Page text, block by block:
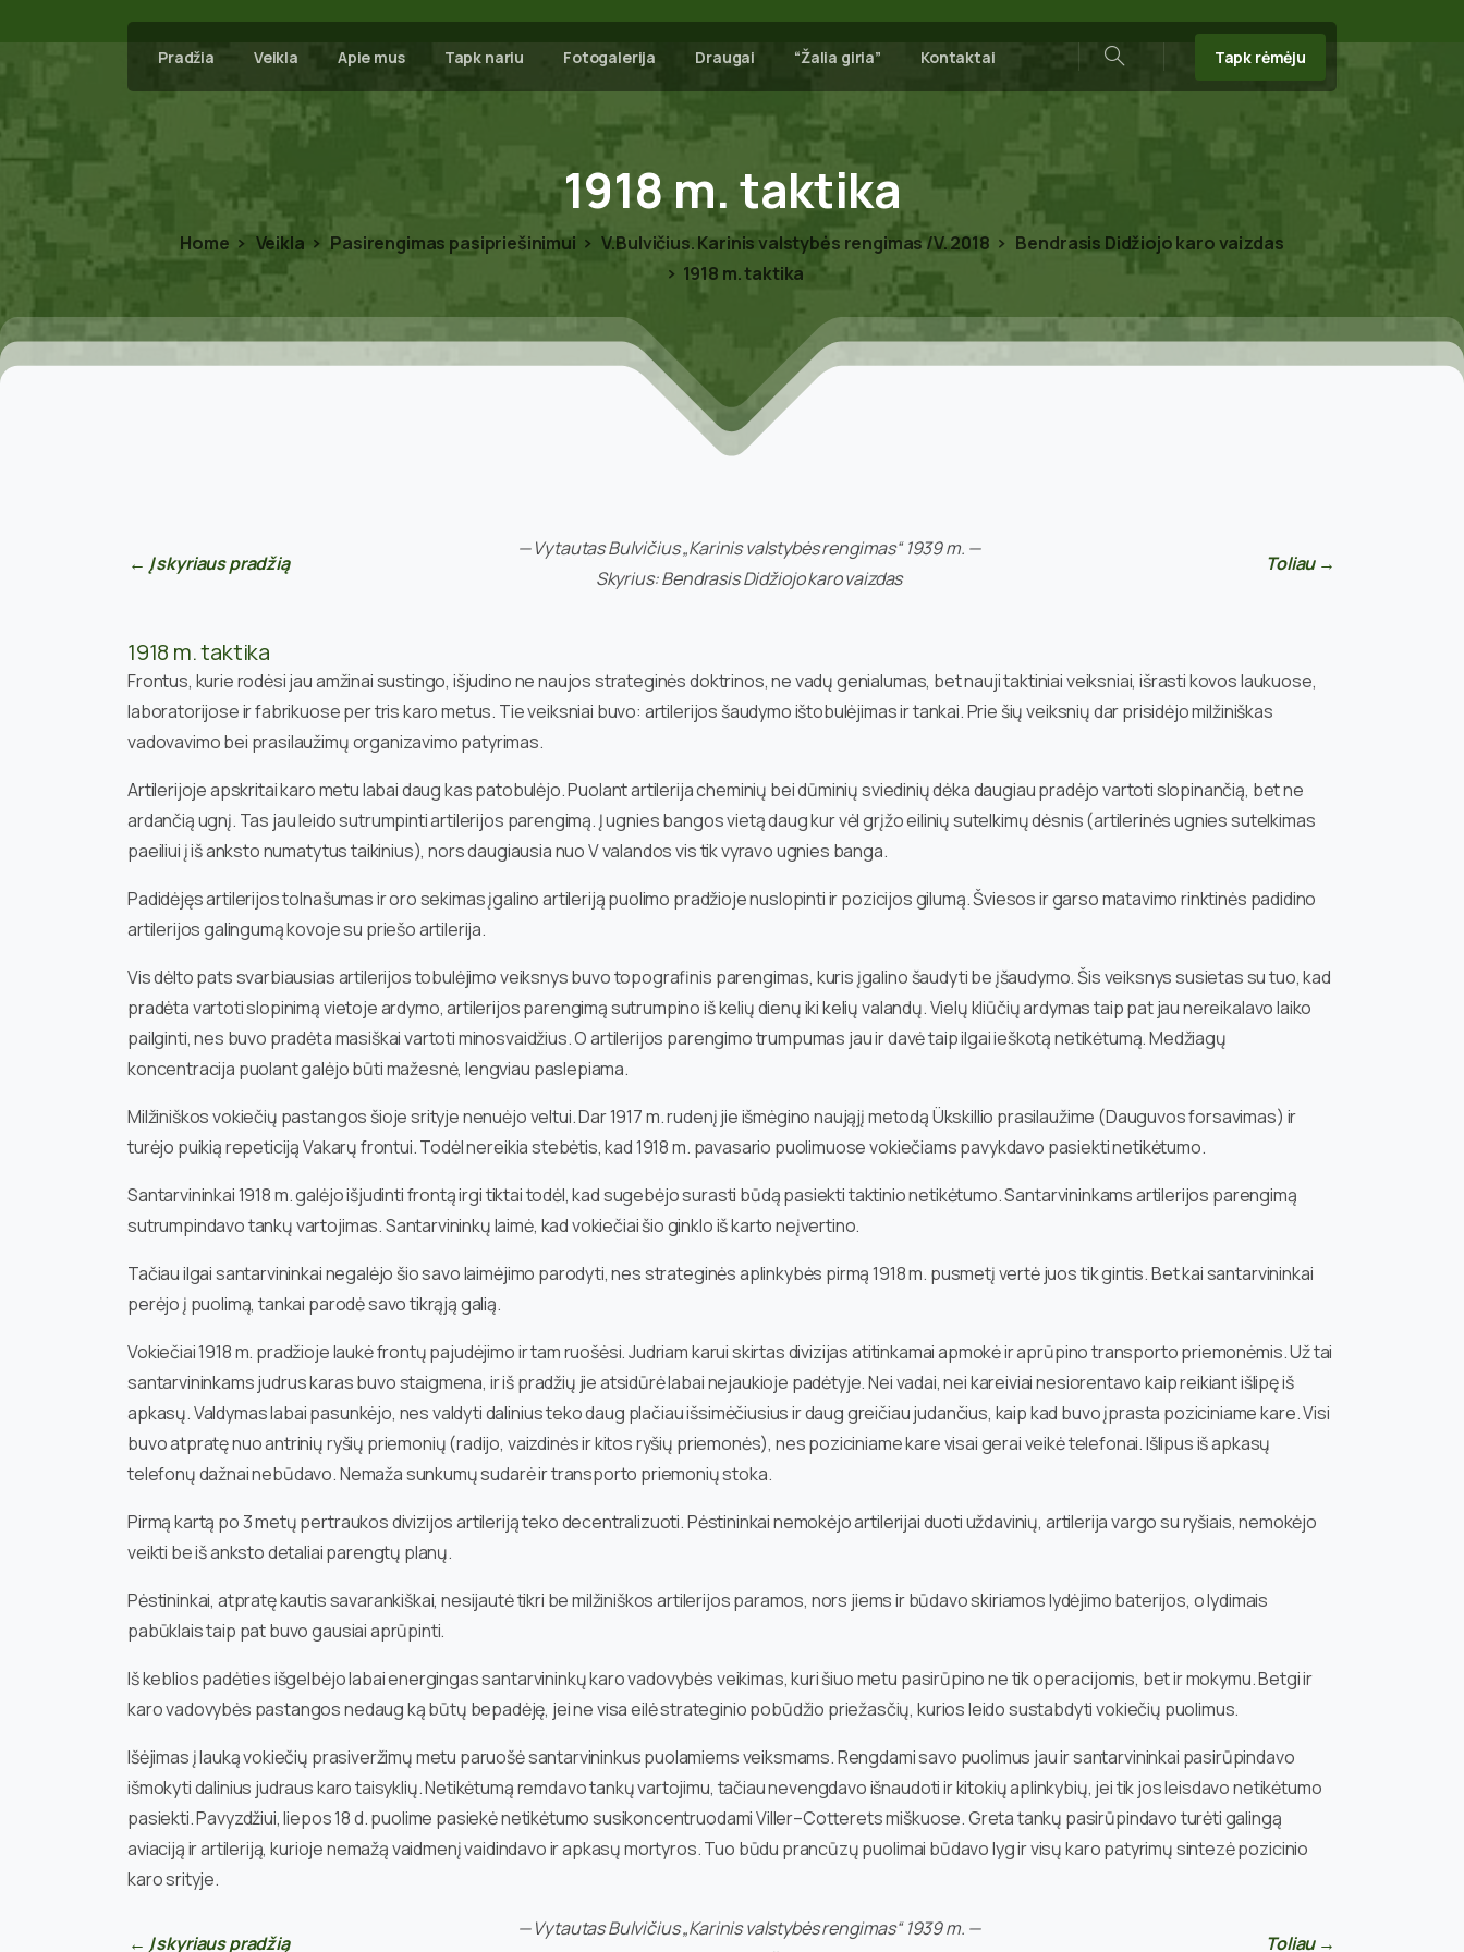
Pradžia Veikla Apie mus Tapk nariu Fotogalerija Draugai “Žalia giria” Kontaktai
Search
Tapk rėmėju
1918m. taktika
Home Veikla Pasirengimas pasipriešinimui V.Bulvičius. Karinis valstybės rengimas /V. 2018
Bendrasis Didžiojo karo vaizdas
1918 m. taktika
← Į skyriaus pradžią
— Vytautas Bulvičius „Karinis valstybės rengimas“ 1939 m. —
Skyrius: Bendrasis Didžiojo karo vaizdas
Toliau →
1918 m. taktika
Frontus, kurie rodėsi jau amžinai sustingo, išjudino ne naujos strateginės doktrinos, ne vadų genialumas, bet nauji taktiniai veiksniai, išrasti kovos laukuose,
laboratorijose ir fabrikuose per tris karo metus. Tie veiksniai buvo: artilerijos šaudymo ištobulėjimas ir tankai. Prie šių veiksnių dar prisidėjo milžiniškas
vadovavimo bei prasilaužimų organizavimo patyrimas.
Artilerijoje apskritai karo metu labai daug kas patobulėjo. Puolant artilerija cheminių bei dūminių sviedinių dėka daugiau pradėjo vartoti slopinančią, bet ne
ardančią ugnį. Tas jau leido sutrumpinti artilerijos parengimą. Į ugnies bangos vietą daug kur vėl grįžo eilinių sutelkimų dėsnis (artilerinės ugnies sutelkimas
paeiliui į iš anksto numatytus taikinius), nors daugiausia nuo V valandos vis tik vyravo ugnies banga.
Padidėjęs artilerijos tolnašumas ir oro sekimas įgalino artileriją puolimo pradžioje nuslopinti ir pozicijos gilumą. Šviesos ir garso matavimo rinktinės padidino
artilerijos galingumą kovoje su priešo artilerija.
Vis dėlto pats svarbiausias artilerijos tobulėjimo veiksnys buvo topografinis parengimas, kuris įgalino šaudyti be įšaudymo. Šis veiksnys susietas su tuo, kad
pradėta vartoti slopinimą vietoje ardymo, artilerijos parengimą sutrumpino iš kelių dienų iki kelių valandų. Vielų kliūčių ardymas taip pat jau nereikalavo laiko
pailginti, nes buvo pradėta masiškai vartoti minosvaidžius. O artilerijos parengimo trumpumas jau ir davė taip ilgai ieškotą netikėtumą. Medžiagų
koncentracija puolant galėjo būti mažesnė, lengviau paslepiama.
Milžiniškos vokiečių pastangos šioje srityje nenuėjo veltui. Dar 1917 m. rudenį jie išmėgino naująjį metodą Ükskillio prasilaužime (Dauguvos forsavimas) ir
turėjo puikią repeticiją Vakarų frontui. Todėl nereikia stebėtis, kad 1918 m. pavasario puolimuose vokiečiams pavykdavo pasiekti netikėtumo.
Santarvininkai 1918 m. galėjo išjudinti frontą irgi tiktai todėl, kad sugebėjo surasti būdą pasiekti taktinio netikėtumo. Santarvininkams artilerijos parengimą
sutrumpindavo tankų vartojimas. Santarvininkų laimė, kad vokiečiai šio ginklo iš karto neįvertino.
Tačiau ilgai santarvininkai negalėjo šio savo laimėjimo parodyti, nes strateginės aplinkybės pirmą 1918 m. pusmetį vertė juos tik gintis. Bet kai santarvininkai
perėjo į puolimą, tankai parodė savo tikrąją galią.
Vokiečiai 1918 m. pradžioje laukė frontų pajudėjimo ir tam ruošėsi. Judriam karui skirtas divizijas atitinkamai apmokė ir aprūpino transporto priemonėmis. Už tai
santarvininkams judrus karas buvo staigmena, ir iš pradžių jie atsidūrė labai nejaukioje padėtyje. Nei vadai, nei kareiviai nesiorentavo kaip reikiant išlipę iš
apkasų. Valdymas labai pasunkėjo, nes valdyti dalinius teko daug plačiau išsimėčiusius ir daug greičiau judančius, kaip kad buvo įprasta poziciniame kare. Visi
buvo atpratę nuo antrinių ryšių priemonių (radijo, vaizdinės ir kitos ryšių priemonės), nes poziciniame kare visai gerai veikė telefonai. Išlipus iš apkasų
telefonų dažnai nebūdavo. Nemaža sunkumų sudarė ir transporto priemonių stoka.
Pirmą kartą po 3 metų pertraukos divizijos artileriją teko decentralizuoti. Pėstininkai nemokėjo artilerijai duoti uždavinių, artilerija vargo su ryšiais, nemokėjo
veikti be iš anksto detaliai parengtų planų.
Pėstininkai, atpratę kautis savarankiškai, nesijautė tikri be milžiniškos artilerijos paramos, nors jiems ir būdavo skiriamos lydėjimo baterijos, o lydimais
pabūklais taip pat buvo gausiai aprūpinti.
Iš keblios padėties išgelbėjo labai energingas santarvininkų karo vadovybės veikimas, kuri šiuo metu pasirūpino ne tik operacijomis, bet ir mokymu. Betgi ir
karo vadovybės pastangos nedaug ką būtų bepadėję, jei ne visa eilė strateginio pobūdžio priežasčių, kurios leido sustabdyti vokiečių puolimus.
Išėjimas į lauką vokiečių prasiveržimų metu paruošė santarvininkus puolamiems veiksmams. Rengdami savo puolimus jau ir santarvininkai pasirūpindavo
išmokyti dalinius judraus karo taisyklių. Netikėtumą remdavo tankų vartojimu, tačiau nevengdavo išnaudoti ir kitokių aplinkybių, jei tik jos leisdavo netikėtumo
pasiekti. Pavyzdžiui, liepos 18 d. puolime pasiekė netikėtumo susikoncentruodami Viller–Cotterets miškuose. Greta tankų pasirūpindavo turėti galingą
aviaciją ir artileriją, kurioje nemažą vaidmenį vaidindavo ir apkasų mortyros. Tuo būdu prancūzų puolimai būdavo lyg ir visų karo patyrimų sintezė pozicinio
karo srityje.
← Į skyriaus pradžią
— Vytautas Bulvičius „Karinis valstybės rengimas“ 1939 m. —
Toliau →